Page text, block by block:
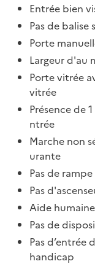
Entrée bien
Pas de balise
Porte
Largeur d'au
Porte vitrée
vitrée
Présence de
ntrée
Marche non
urante
Pas de rampe
Pas
Aide
Pas de
Pas d’entrée
handicap